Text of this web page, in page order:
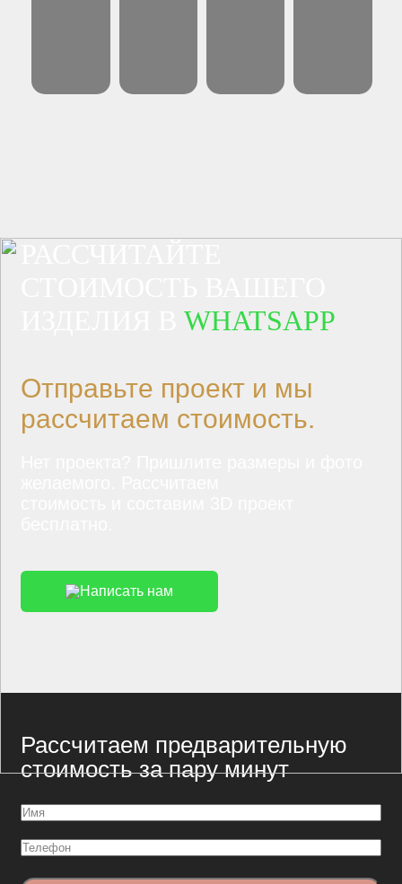
ИЗДЕЛИЯ ВWHATSAPP
Отправьте проект и мы
рассчитаем стоимость.
Написать нам
Рассчитаем предварительную
стоимость за пару минут
Имя
Телефон